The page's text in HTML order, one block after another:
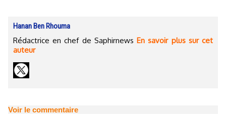
Hanan Ben Rhouma
Rédactrice en chef de SaphirnewsEn savoir plus sur cet
auteur
Voir le commentaire